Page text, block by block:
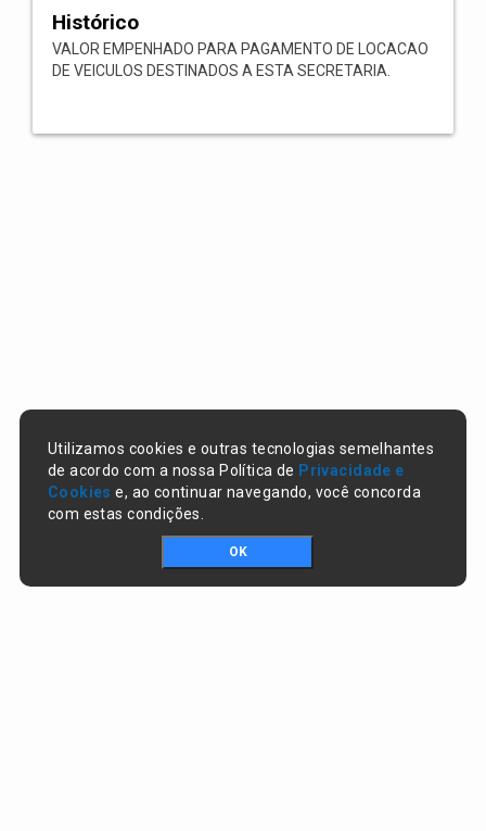
Histórico
VALOR EMPENHADO PARA PAGAMENTO DE LOCACAO
DE VEICULOS DESTINADOS A ESTA SECRETARIA.
Utilizamos cookies e outras tecnologias semelhantes
de acordo com a nossa Política de Privacidade e
Cookies e, ao continuar navegando, você concorda
com estas condições.
OK